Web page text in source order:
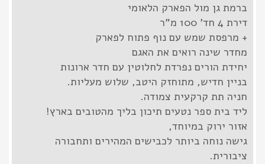
ברמת גן מול הפארק הלאומי
דירת 4 חד' 100 מ"ר
+ מרפסת שמש עם נוף פתוח לפארק
מחדר שינה רואים את האגם
יחידת הורים נפרדת לחלוטין עם חדר ארונות
בניין חדיש, מתוחזק היטב, שלוש מעליות.
חניה תת קרקעית צמודה.
ליד בית ספר נטעים תיכון בליך מהטובים בארץ!
אזור ירוק במיוחד,
גישה נוחה ביותר לכבישים המהירים ותחבורה
ציבורית.